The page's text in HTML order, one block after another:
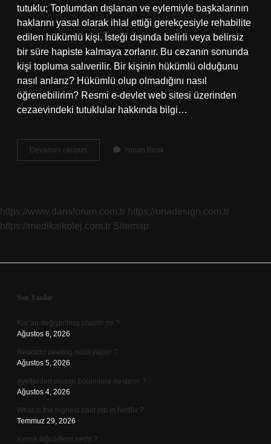
tutuklu; Toplumdan dışlanan ve eylemiyle başkalarının
haklarını yasal olarak ihlal ettiği gerekçesiyle rehabilite
edilen hükümlü kişi. İsteği dışında belirli veya belirsiz
bir süre hapiste kalmaya zorlanır. Bu cezanın sonunda
kişi topluma salıverilir. Bir kişinin hükümlü olduğunu
nasıl anlarız? Hükümlü olup olmadığını nasıl
öğrenebilirim? Resmi e-devlet web sitesi üzerinden
cezaevindeki tutuklular hakkında bilgi…
Devamını okuyun
Ne
Yorum Bırak
https://www.dansforum.com.tr https://onadesign.com.tr
https://medikalkolej.com.tr Sitemap
Sidebar
Son Yazılar
Kur’an değiştirilmiş olabilir mi ?
Ağustos 6, 2026
Avokado peeling nasıl yapılır ?
Ağustos 5, 2026
ayetlerden oluşan bölümlere ne denir ?
Ağustos 4, 2026
What is the highest paid job in Netflix ?
Temmuz 29, 2026
Kemik iliği ödemi nedir ?